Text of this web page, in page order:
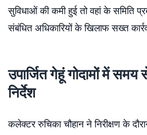
सुविधाओं की कमी हुई तो वहां के समिति
संबंधित अधिकारियों के खिलाफ सख्त
उपार्जित गेहूं गोदामों में
निर्देश
कलेक्टर रुचिका चौहान ने निरीक्षण के